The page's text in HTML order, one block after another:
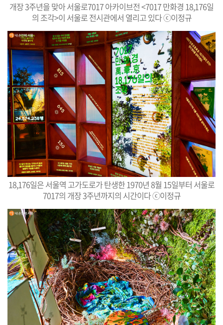
개장 3주년을 맞아 서울로7017 아카이브전 <7017 만화경 18,176일
의 조각>이 서울로 전시관에서 열리고 있다 ⓒ이정규
18,176일은 서울역 고가도로가 탄생한 1970년 8월 15일부터 서울로
7017의 개장 3주년까지의 시간이다 ⓒ이정규